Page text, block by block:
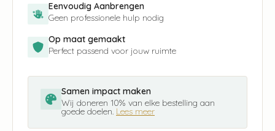
Eenvoudig Aanbrengen
Geen professionele hulp nodig
Op maat gemaakt
Perfect passend voor jouw ruimte
Samen impact maken
Wij doneren 10% van elke bestelling aan
goede doelen. Lees meer